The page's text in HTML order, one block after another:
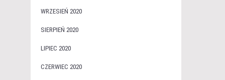
WRZESIEŃ 2020
SIERPIEŃ 2020
LIPIEC 2020
CZERWIEC 2020